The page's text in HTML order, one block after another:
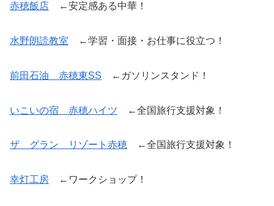
赤穂飯店 ←安定感ある中華！
水野朗読教室 ←学習・面接・お仕事に役立つ！
前田石油 赤穂東SS ←ガソリンスタンド！
いこいの宿 赤穂ハイツ ←全国旅行支援対象！
ザ グラン リゾート赤穂 ←全国旅行支援対象！
幸灯工房 ←ワークショップ！